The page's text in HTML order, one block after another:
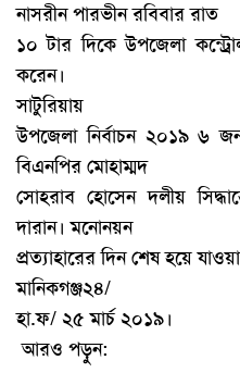
নাসরীন পারভীন রবিবার রাত
১০ টার দিকে উপজেলা
করেন।
সাটুরিয়ায়
উপজেলা নির্বাচন ২০১৯ ৬
বিএনপির মোহাম্মদ
সোহরাব হোসেন দলীয়
দারান। মনোনয়ন
প্রত্যাহারের দিন শেষ হয়ে
মানিকগঞ্জ২৪/
হা.ফ/ ২৫ মার্চ ২০১৯।
আরও পড়ুন: